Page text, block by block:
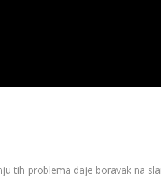
tih problema daje boravak na